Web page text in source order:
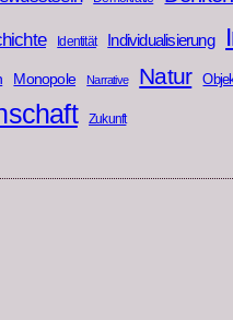
Identität Individualisierung
Monopole Narrative Natur
Zukunft